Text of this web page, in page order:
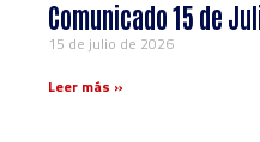
Comunicado 15 de
15 de julio de 2026
Leer más »